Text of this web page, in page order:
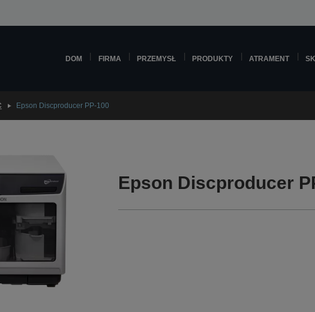
DOM FIRMA PRZEMYSŁ PRODUKTY ATRAMENT
Epson Discproducer PP-100
Epson Discproducer